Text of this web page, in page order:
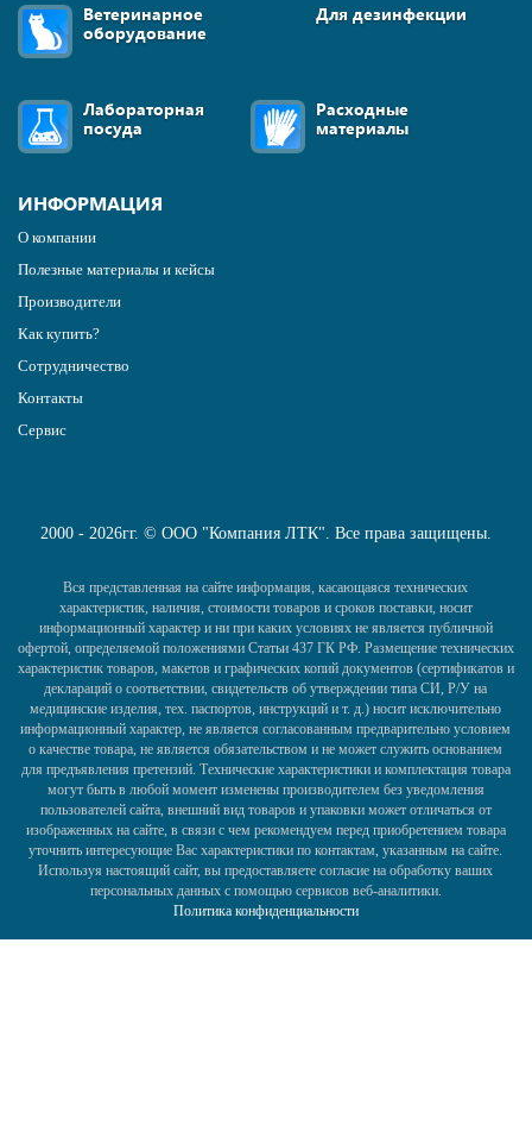
Ветеринарное
оборудование
Для дезинфекции
Лабораторная
посуда
Расходные
материалы
ИНФОРМАЦИЯ
О компании
Полезные материалы и кейсы
Производители
Как купить?
Сотрудничество
Контакты
Сервис
2000 - 2026гг. © ООО "Компания ЛТК". Все права защищены.
Вся представленная на сайте информация, касающаяся технических
характеристик, наличия, стоимости товаров и сроков поставки, носит
информационный характер и ни при каких условиях не является публичной
офертой, определяемой положениями Статьи 437 ГК РФ. Размещение технических
характеристик товаров, макетов и графических копий документов (сертификатов и
деклараций о соответствии, свидетельств об утверждении типа СИ, Р/У на
медицинские изделия, тех. паспортов, инструкций и т. д.) носит исключительно
информационный характер, не является согласованным предварительно условием
о качестве товара, не является обязательством и не может служить основанием
для предъявления претензий. Технические характеристики и комплектация товара
могут быть в любой момент изменены производителем без уведомления
пользователей сайта, внешний вид товаров и упаковки может отличаться от
изображенных на сайте, в связи с чем рекомендуем перед приобретением товара
уточнить интересующие Вас характеристики по контактам, указанным на сайте.
Используя настоящий сайт, вы предоставляете согласие на обработку ваших
персональных данных с помощью сервисов веб-аналитики.
Политика конфиденциальности